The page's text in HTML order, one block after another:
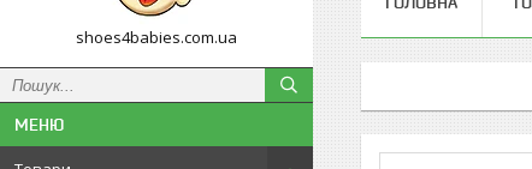
shoes4babies.com.ua